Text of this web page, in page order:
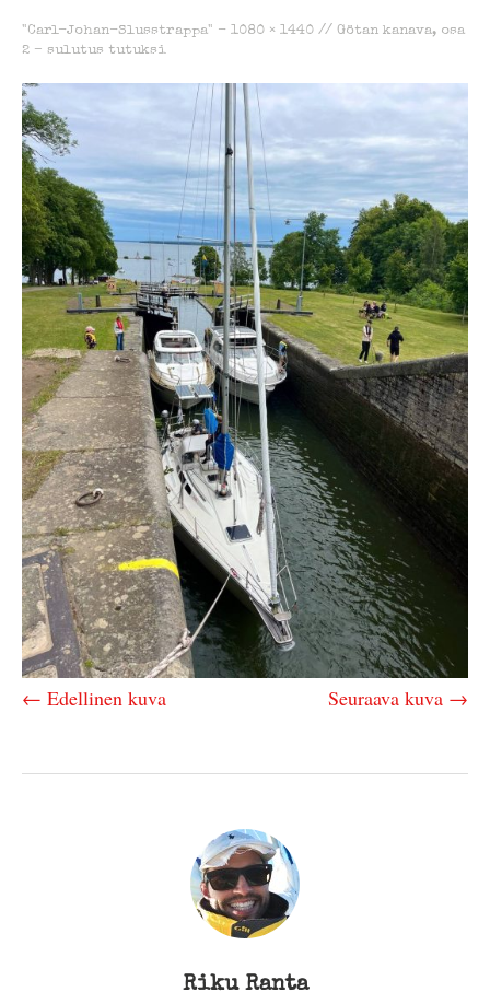
"Carl-Johan-Slusstrappa" - 1080 × 1440 // Götan kanava, osa
2 – sulutus tutuksi
← Edellinen kuva Seuraava kuva →
Riku Ranta